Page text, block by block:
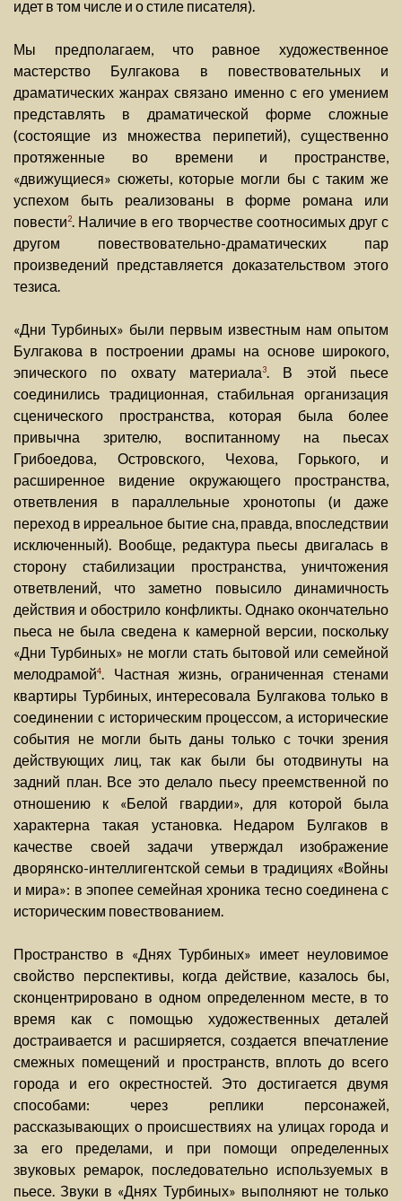
идет в том числе и о стиле писателя).
Мы предполагаем, что равное художественное
мастерство Булгакова в повествовательных и
драматических жанрах связано именно с его умением
представлять в драматической форме сложные
(состоящие из множества перипетий), существенно
протяженные во времени и пространстве,
«движущиеся» сюжеты, которые могли бы с таким же
успехом быть реализованы в форме романа или
повести2. Наличие в его творчестве соотносимых друг с
другом повествовательно-драматических пар
произведений представляется доказательством этого
тезиса.
«Дни Турбиных» были первым известным нам опытом
Булгакова в построении драмы на основе широкого,
эпического по охвату материала3. В этой пьесе
соединились традиционная, стабильная организация
сценического пространства, которая была более
привычна зрителю, воспитанному на пьесах
Грибоедова, Островского, Чехова, Горького, и
расширенное видение окружающего пространства,
ответвления в параллельные хронотопы (и даже
переход в ирреальное бытие сна, правда, впоследствии
исключенный). Вообще, редактура пьесы двигалась в
сторону стабилизации пространства, уничтожения
ответвлений, что заметно повысило динамичность
действия и обострило конфликты. Однако окончательно
пьеса не была сведена к камерной версии, поскольку
«Дни Турбиных» не могли стать бытовой или семейной
мелодрамой4. Частная жизнь, ограниченная стенами
квартиры Турбиных, интересовала Булгакова только в
соединении с историческим процессом, а исторические
события не могли быть даны только с точки зрения
действующих лиц, так как были бы отодвинуты на
задний план. Все это делало пьесу преемственной по
отношению к «Белой гвардии», для которой была
характерна такая установка. Недаром Булгаков в
качестве своей задачи утверждал изображение
дворянско-интеллигентской семьи в традициях «Войны
и мира»: в эпопее семейная хроника тесно соединена с
историческим повествованием.
Пространство в «Днях Турбиных» имеет неуловимое
свойство перспективы, когда действие, казалось бы,
сконцентрировано в одном определенном месте, в то
время как с помощью художественных деталей
достраивается и расширяется, создается впечатление
смежных помещений и пространств, вплоть до всего
города и его окрестностей. Это достигается двумя
способами: через реплики персонажей,
рассказывающих о происшествиях на улицах города и
за его пределами, и при помощи определенных
звуковых ремарок, последовательно используемых в
пьесе. Звуки в «Днях Турбиных» выполняют не только